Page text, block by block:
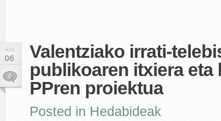
AZA
06
0
Valentziako irrati-
publikoaren itxiera eta
PPren proiektua
Posted in Hedabideak